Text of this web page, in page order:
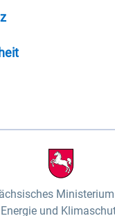
Energie und